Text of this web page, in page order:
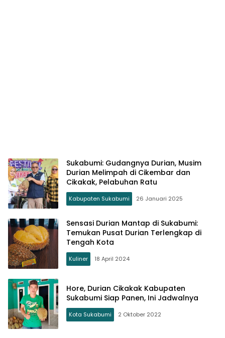
Sukabumi: Gudangnya Durian, Musim
Durian Melimpah di Cikembar dan
Cikakak, Pelabuhan Ratu
Kabupaten Sukabumi 26 Januari 2025
Sensasi Durian Mantap di Sukabumi:
Temukan Pusat Durian Terlengkap di
Tengah Kota
Kuliner 18 April 2024
Hore, Durian Cikakak Kabupaten
Sukabumi Siap Panen, Ini Jadwalnya
Kota Sukabumi 2 Oktober 2022